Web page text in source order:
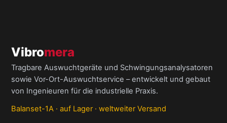
Vibromera
Tragbare Auswuchtgeräte und Schwingungsanalysatoren
sowie Vor-Ort-Auswuchtservice – entwickelt und gebaut
von Ingenieuren für die industrielle Praxis.
Balanset-1A · auf Lager · weltweiter Versand